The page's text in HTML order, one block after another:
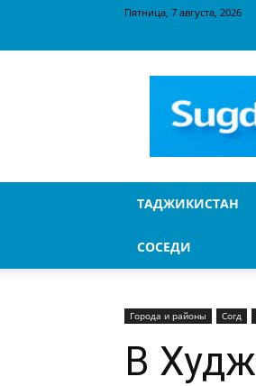
Пятница, 7 августа, 2026
ТАДЖИКИСТАН
СОСЕДИ
Города и районы Согд
В